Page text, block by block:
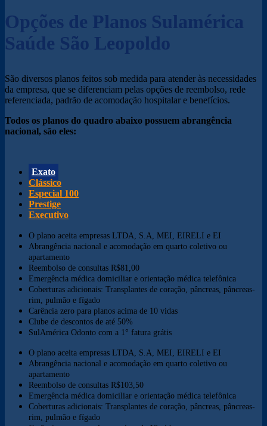
Opções de Planos Sulamérica
Saúde São Leopoldo
São diversos planos feitos sob medida para atender às necessidades
da empresa, que se diferenciam pelas opções de reembolso, rede
referenciada, padrão de acomodação hospitalar e benefícios.
Todos os planos do quadro abaixo possuem abrangência
nacional, são eles:
Exato
Clássico
Especial 100
Prestige
Executivo
O plano aceita empresas LTDA, S.A, MEI, EIRELI e EI
Abrangência nacional e acomodação em quarto coletivo ou
apartamento
Reembolso de consultas R$81,00
Emergência médica domiciliar e orientação médica telefônica
Coberturas adicionais: Transplantes de coração, pâncreas, pâncreas-
rim, pulmão e fígado
Carência zero para planos acima de 10 vidas
Clube de descontos de até 50%
SulAmérica Odonto com a 1° fatura grátis
O plano aceita empresas LTDA, S.A, MEI, EIRELI e EI
Abrangência nacional e acomodação em quarto coletivo ou
apartamento
Reembolso de consultas R$103,50
Emergência médica domiciliar e orientação médica telefônica
Coberturas adicionais: Transplantes de coração, pâncreas, pâncreas-
rim, pulmão e fígado